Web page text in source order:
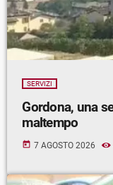
SERVIZI
Gordona, una
maltempo
today 7 AGOSTO 2026